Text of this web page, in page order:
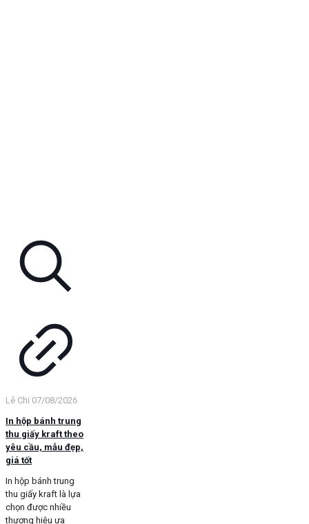
Lê Chi 07/08/2026
In hộp bánh trung
thu giấy kraft theo
yêu cầu, mẫu đẹp,
giá tốt
In hộp bánh trung
thu giấy kraft là lựa
chọn được nhiều
thương hiệu ưa